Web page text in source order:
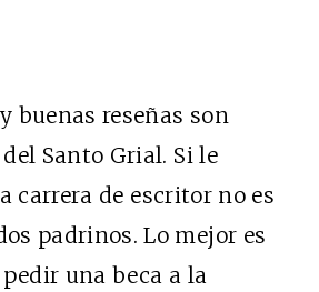
buenas reseñas son
Santo Grial. Si le
carrera de escritor no es
padrinos. Lo mejor es
una beca a la